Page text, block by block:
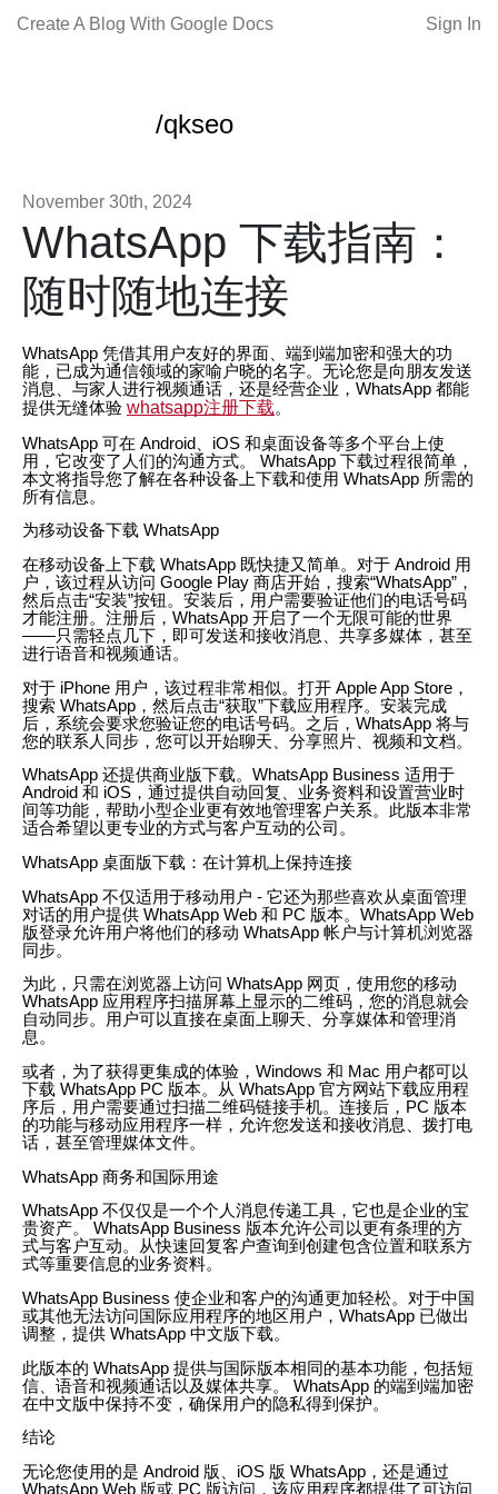
Create A Blog With Google Docs Sign In
/qkseo
November 30th, 2024
WhatsApp 下载指南：
随时随地连接
WhatsApp 凭借其用户友好的界面、端到端加密和强大的功
能，已成为通信领域的家喻户晓的名字。无论您是向朋友发送
消息、与家人进行视频通话，还是经营企业，WhatsApp 都能
提供无缝体验 whatsapp注册下载。
WhatsApp 可在 Android、iOS 和桌面设备等多个平台上使
用，它改变了人们的沟通方式。 WhatsApp 下载过程很简单，
本文将指导您了解在各种设备上下载和使用 WhatsApp 所需的
所有信息。
为移动设备下载 WhatsApp
在移动设备上下载 WhatsApp 既快捷又简单。对于 Android 用
户，该过程从访问 Google Play 商店开始，搜索“WhatsApp”，
然后点击“安装”按钮。安装后，用户需要验证他们的电话号码
才能注册。注册后，WhatsApp 开启了一个无限可能的世界
——只需轻点几下，即可发送和接收消息、共享多媒体，甚至
进行语音和视频通话。
对于 iPhone 用户，该过程非常相似。打开 Apple App Store，
搜索 WhatsApp，然后点击“获取”下载应用程序。安装完成
后，系统会要求您验证您的电话号码。之后，WhatsApp 将与
您的联系人同步，您可以开始聊天、分享照片、视频和文档。
WhatsApp 还提供商业版下载。WhatsApp Business 适用于
Android 和 iOS，通过提供自动回复、业务资料和设置营业时
间等功能，帮助小型企业更有效地管理客户关系。此版本非常
适合希望以更专业的方式与客户互动的公司。
WhatsApp 桌面版下载：在计算机上保持连接
WhatsApp 不仅适用于移动用户 - 它还为那些喜欢从桌面管理
对话的用户提供 WhatsApp Web 和 PC 版本。WhatsApp Web
版登录允许用户将他们的移动 WhatsApp 帐户与计算机浏览器
同步。
为此，只需在浏览器上访问 WhatsApp 网页，使用您的移动
WhatsApp 应用程序扫描屏幕上显示的二维码，您的消息就会
自动同步。用户可以直接在桌面上聊天、分享媒体和管理消
息。
或者，为了获得更集成的体验，Windows 和 Mac 用户都可以
下载 WhatsApp PC 版本。从 WhatsApp 官方网站下载应用程
序后，用户需要通过扫描二维码链接手机。连接后，PC 版本
的功能与移动应用程序一样，允许您发送和接收消息、拨打电
话，甚至管理媒体文件。
WhatsApp 商务和国际用途
WhatsApp 不仅仅是一个个人消息传递工具，它也是企业的宝
贵资产。 WhatsApp Business 版本允许公司以更有条理的方
式与客户互动。从快速回复客户查询到创建包含位置和联系方
式等重要信息的业务资料。
WhatsApp Business 使企业和客户的沟通更加轻松。对于中国
或其他无法访问国际应用程序的地区用户，WhatsApp 已做出
调整，提供 WhatsApp 中文版下载。
此版本的 WhatsApp 提供与国际版本相同的基本功能，包括短
信、语音和视频通话以及媒体共享。 WhatsApp 的端到端加密
在中文版中保持不变，确保用户的隐私得到保护。
结论
无论您使用的是 Android 版、iOS 版 WhatsApp，还是通过
WhatsApp Web 版或 PC 版访问，该应用程序都提供了可访问